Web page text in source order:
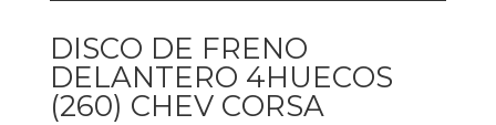
DISCO DE FRENO
DELANTERO 4HUECOS
(260) CHEV CORSA